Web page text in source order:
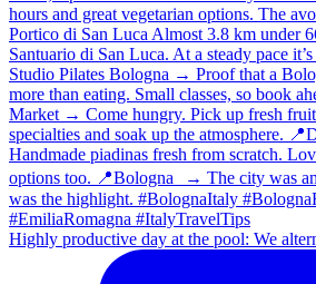
Highly productive day at the pool: We